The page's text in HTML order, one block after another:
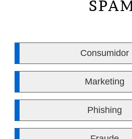
Consumidor
Marketing
Phishing